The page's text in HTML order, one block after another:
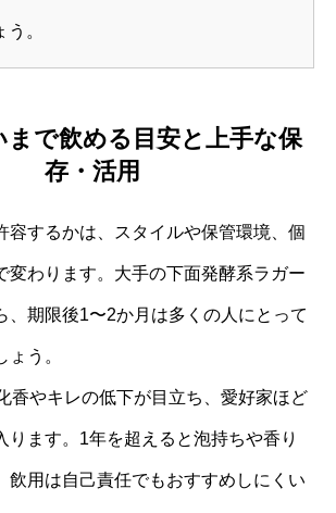
。
まで飲める目安と上手な保
存・活用
容するかは、スタイルや保管環境、個
変わります。大手の下面発酵系ラガー
、期限後1〜2か月は多くの人にとって
う。
香やキレの低下が目立ち、愛好家ほど
ります。1年を超えると泡持ちや香り
飲用は自己責任でもおすすめしにくい